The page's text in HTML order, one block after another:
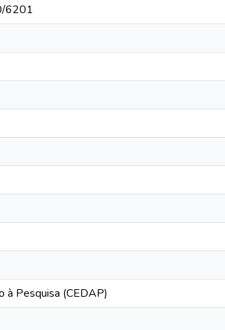
6201
à Pesquisa (CEDAP)